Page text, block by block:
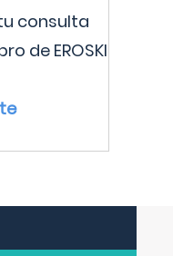
consulta
de EROSKI